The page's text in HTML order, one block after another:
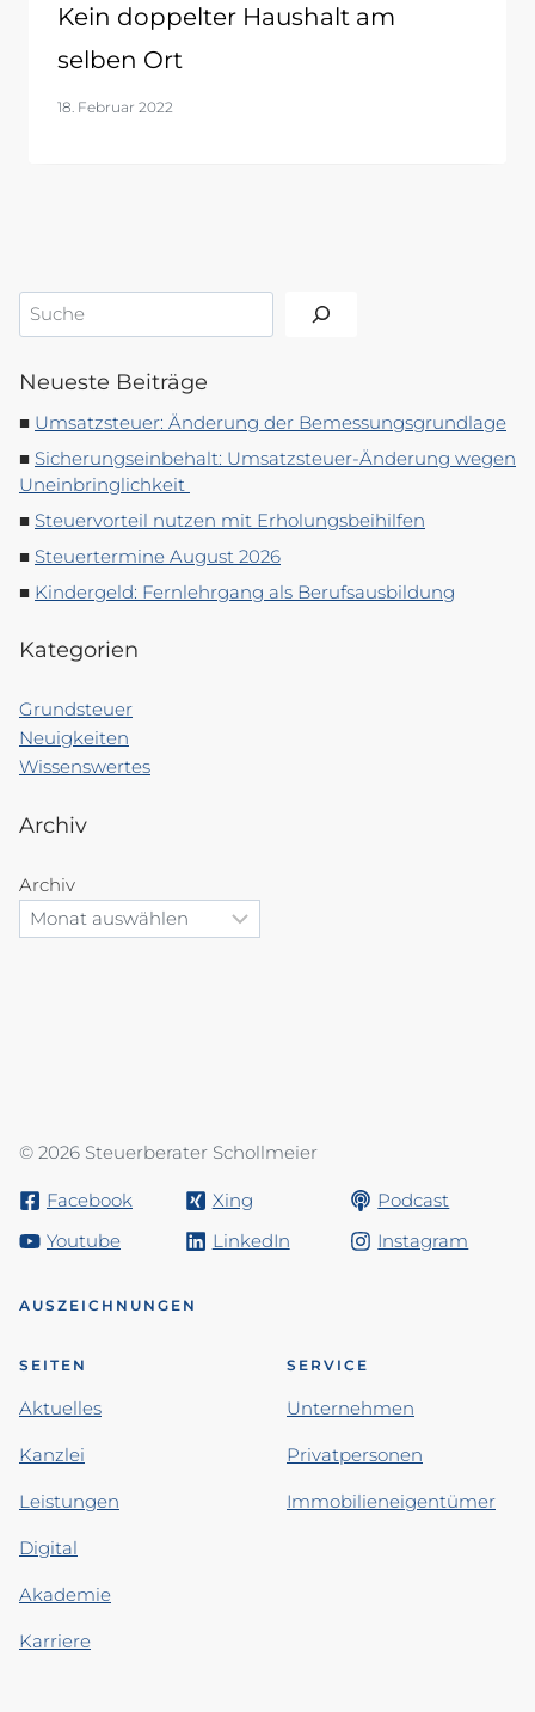
Kein doppelter Haushalt am
selben Ort
18. Februar 2022
Suchen
Neueste Beiträge
Umsatzsteuer: Änderung der Bemessungsgrundlage
Sicherungseinbehalt: Umsatzsteuer-Änderung wegen
Uneinbringlichkeit
Steuervorteil nutzen mit Erholungsbeihilfen
Steuertermine August 2026
Kindergeld: Fernlehrgang als Berufsausbildung
Kategorien
Grundsteuer
Neuigkeiten
Wissenswertes
Archiv
Archiv
© 2026 Steuerberater Schollmeier
Facebook Xing
Podcast
Youtube
LinkedIn Instagram
AUSZEICHNUNGEN
SEITEN
Aktuelles
Kanzlei
Leistungen
Digital
Akademie
Karriere
SERVICE
Unternehmen
Privatpersonen
Immobilieneigentümer